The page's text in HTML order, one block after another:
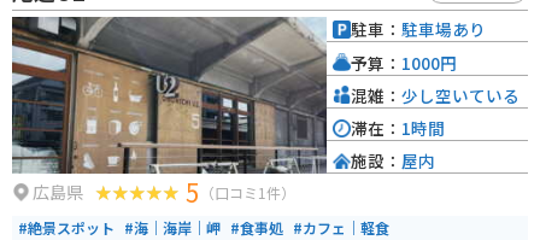
広島県 5 （口コミ1件）
#絶景スポット #海｜海岸｜岬 #食事処 #カフェ｜軽食
駐車： 駐車場あり
予算： 1000円
混雑： 少し空いている
滞在： 1時間
施設： 屋内